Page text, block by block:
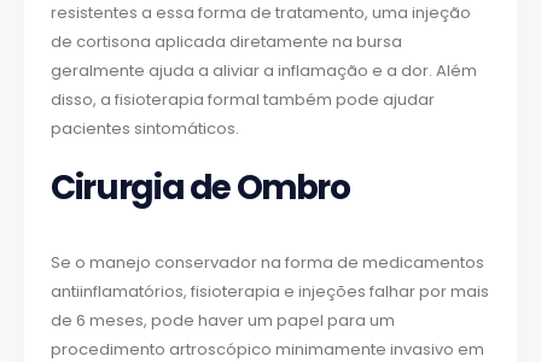
resistentes a essa forma de tratamento, uma injeção
de cortisona aplicada diretamente na bursa
geralmente ajuda a aliviar a inflamação e a dor. Além
disso, a fisioterapia formal também pode ajudar
pacientes sintomáticos.
Cirurgia de Ombro
Se o manejo conservador na forma de medicamentos
antiinflamatórios, fisioterapia e injeções falhar por mais
de 6 meses, pode haver um papel para um
procedimento artroscópico minimamente invasivo em